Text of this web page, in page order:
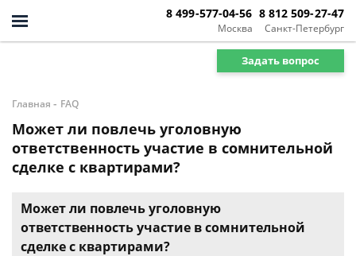
Москва
8 499-577-04-56
Санкт-Петербург
8 812 509-27-47
Задать вопрос
Главная - FAQ
Может ли повлечь уголовную
ответственность участие в сомнительной
сделке с квартирами?
Может ли повлечь уголовную
ответственность участие в сомнительной
сделке с квартирами?